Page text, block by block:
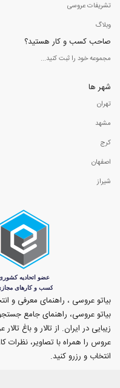
تشریفات عروسی
وبلاگ
صاحب کسب و کار هستید؟
مجموعه خود را ثبت کنید...
شهر ها
تهران
مشهد
کرج
اصفهان
شیراز
بیاتو عروسی ، راهنمای معرفی و
بیاتو عروسی، راهنمای جامع
زیبایی در ایران. از تالار و باغ
عروس را همراه با تصاویر، نظرات
انتخاب و رزرو کنید.